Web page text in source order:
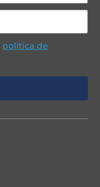
política de